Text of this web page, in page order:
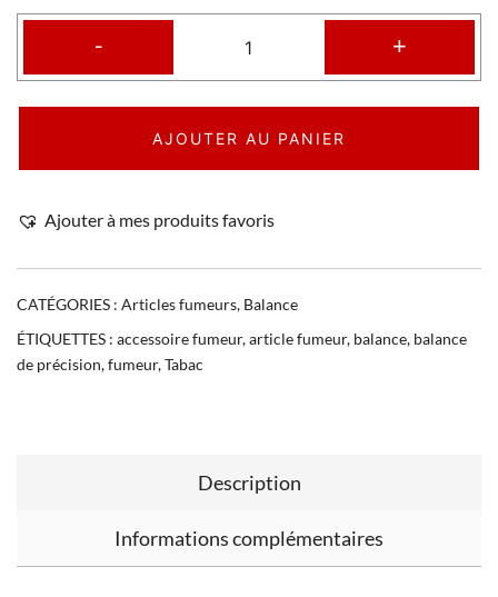
- +
AJOUTER AU PANIER
Ajouter à mes produits favoris
CATÉGORIES : Articles fumeurs, Balance
ÉTIQUETTES : accessoire fumeur,article fumeur, balance, balance
de précision,fumeur,Tabac
Description
Informations complémentaires